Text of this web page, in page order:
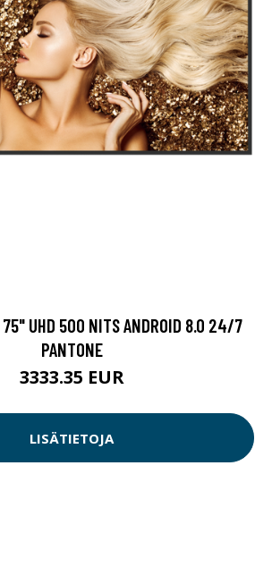
UHD 500 NITS ANDROID 8.0 24/7
PANTONE
3333.35 EUR
LISÄTIETOJA